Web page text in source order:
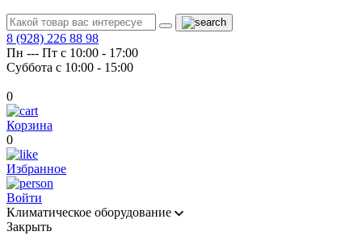
8 (928) 226 88 98
Пн --- Пт с 10:00 - 17:00
Суббота с 10:00 - 15:00
0
Корзина
0
Избранное
Войти
Климатическое оборудование
Закрыть